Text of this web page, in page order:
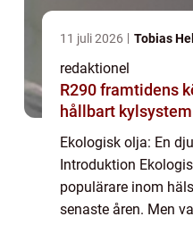
11 juli 2026 Tobias
redaktionel
R290 framtidens köldmedium i ett mer
hållbart kylsystem
Ekologisk olja: En
Introduktion
populärare inom
senaste åren. Men